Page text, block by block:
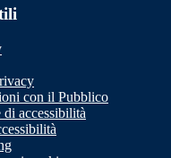
con il Pubblico
accessibilità